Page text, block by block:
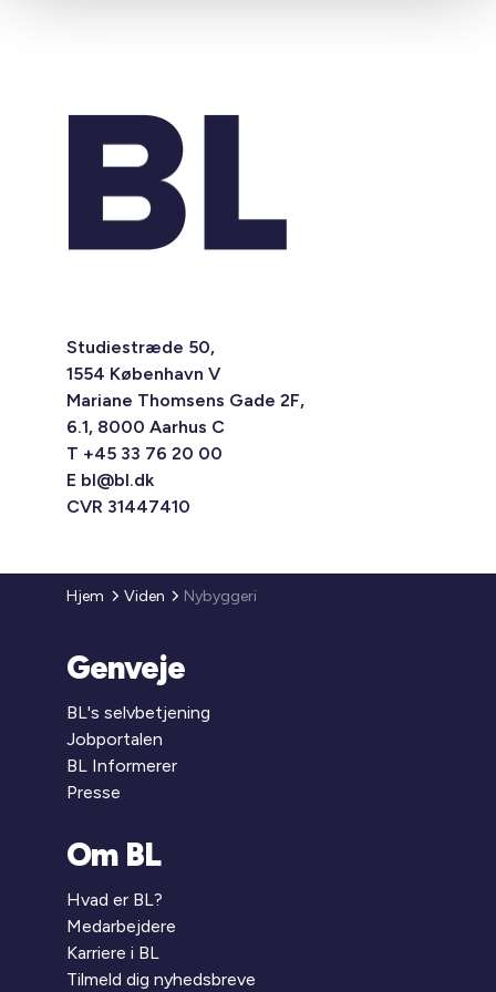
Studiestræde 50,
1554 København V
Mariane Thomsens Gade 2F,
6.1, 8000 Aarhus C
T +45 33 76 20 00
E bl@bl.dk
CVR 31447410
Hjem Viden Nybyggeri
Genveje
BL's selvbetjening
Jobportalen
BL Informerer
Presse
Om BL
Hvad er BL?
Medarbejdere
Karriere i BL
Tilmeld dig nyhedsbreve